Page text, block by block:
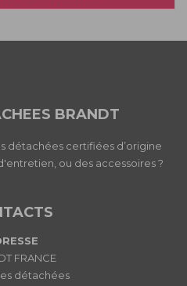
BRANDT
détachées certifiées d’origine
ou des accessoires ?
FRANCE
détachées